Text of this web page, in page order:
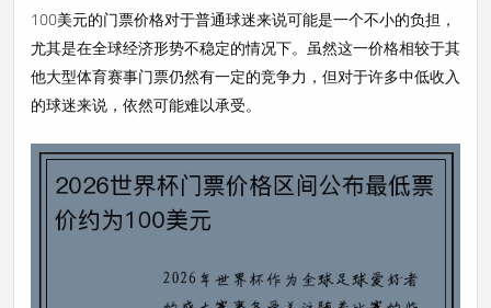
100美元的门票价格对于普通球迷来说可能是一个不小的负担，
尤其是在全球经济形势不稳定的情况下。虽然这一价格相较于其
他大型体育赛事门票仍然有一定的竞争力，但对于许多中低收入
的球迷来说，依然可能难以承受。